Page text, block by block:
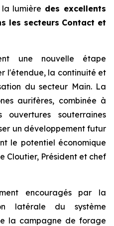
lumière des excellents
les secteurs Contact et
une nouvelle étape
l'étendue, la continuité et
du secteur Main. La
aurifères, combinée à
souterraines
un développement futur
le potentiel économique
Cloutier, Président et chef
encouragés par la
latérale du système
la campagne de forage